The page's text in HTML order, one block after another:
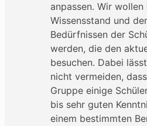
anpassen. Wir
Wissensstand und
Bedürfnissen der
werden, die den
besuchen. Dabei
nicht vermeiden,
Gruppe einige
bis sehr guten
einem bestimmten